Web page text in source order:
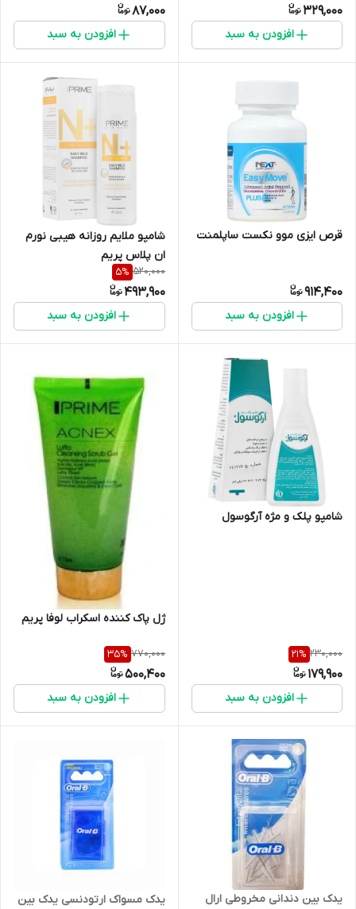
329,000
افزودن به سبد
87,000
افزودن به سبد
قرص ایزی موو نکست ساپلمنت
914,400
افزودن به سبد
شامپو ملایم روزانه هیبی نورم
ان پلاس پریم
520,000
5%
493,900
افزودن به سبد
شامپو پلک و مژه آرگوسول
230,000
21%
179,900
افزودن به سبد
ژل پاک کننده اسکراب لوفا پریم
770,000
35%
500,400
افزودن به سبد
یدک بین دندانی مخروطی ارال
یدک مسواک ارتودنسی یدک بین